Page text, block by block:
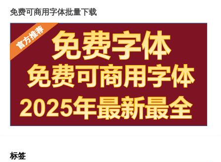
免费可商用字体批量下载
标签